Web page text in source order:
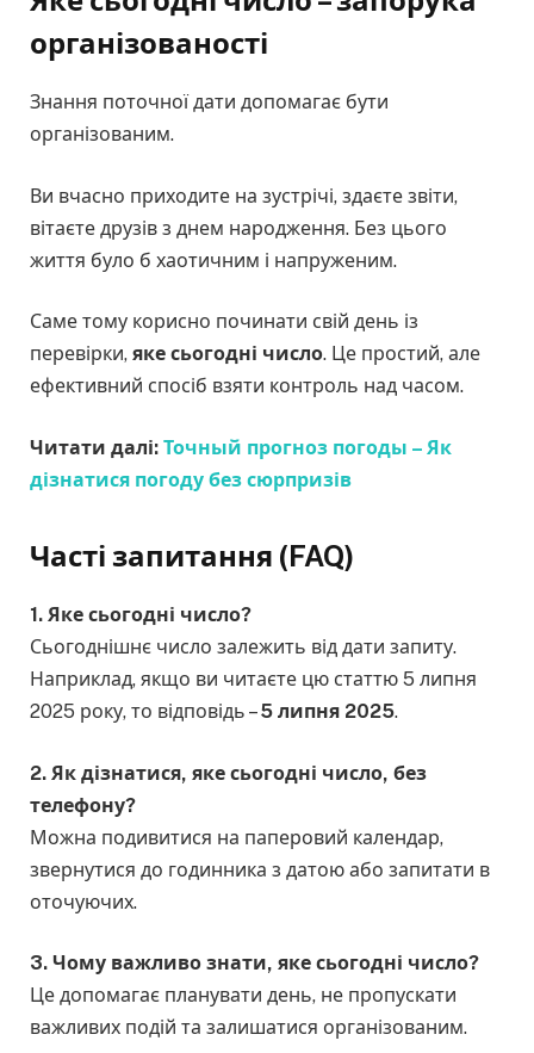
організованості
Знання поточної дати допомагає бути
організованим.
Ви вчасно приходите на зустрічі, здаєте звіти,
вітаєте друзів з днем народження. Без цього
життя було б хаотичним і напруженим.
Саме тому корисно починати свій день із
перевірки, яке сьогодні число. Це простий, але
ефективний спосіб взяти контроль над часом.
Читати далі: Точный прогноз погоды – Як
дізнатися погоду без сюрпризів
Часті запитання (FAQ)
1. Яке сьогодні число?
Сьогоднішнє число залежить від дати запиту.
Наприклад, якщо ви читаєте цю статтю 5 липня
2025 року, то відповідь –5 липня 2025.
2. Як дізнатися, яке сьогодні число, без
телефону?
Можна подивитися на паперовий календар,
звернутися до годинника з датою або запитати в
оточуючих.
3. Чому важливо знати, яке сьогодні число?
Це допомагає планувати день, не пропускати
важливих подій та залишатися організованим.